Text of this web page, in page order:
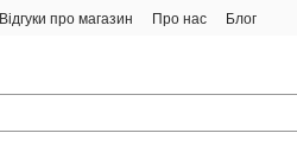
Відгуки про магазин Про нас Блог